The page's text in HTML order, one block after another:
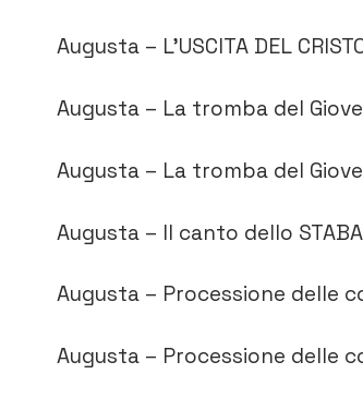
Augusta – L’USCITA DEL
Augusta – La tromba del
Augusta – La tromba del
Augusta – Il canto dello
Augusta – Processione delle
Augusta – Processione delle